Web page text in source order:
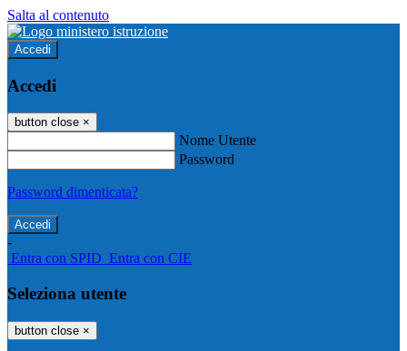
Salta al contenuto
Accedi
Accedi
button close ×
Nome Utente
Password
Password dimenticata?
-
Entra con SPID Entra con CIE
Seleziona utente
button close ×